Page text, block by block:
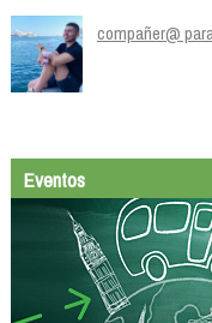
compañer@
Eventos